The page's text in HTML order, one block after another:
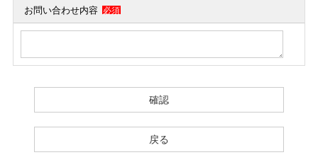
お問い合わせ内容 必須